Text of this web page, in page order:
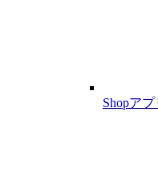
Shopアプ